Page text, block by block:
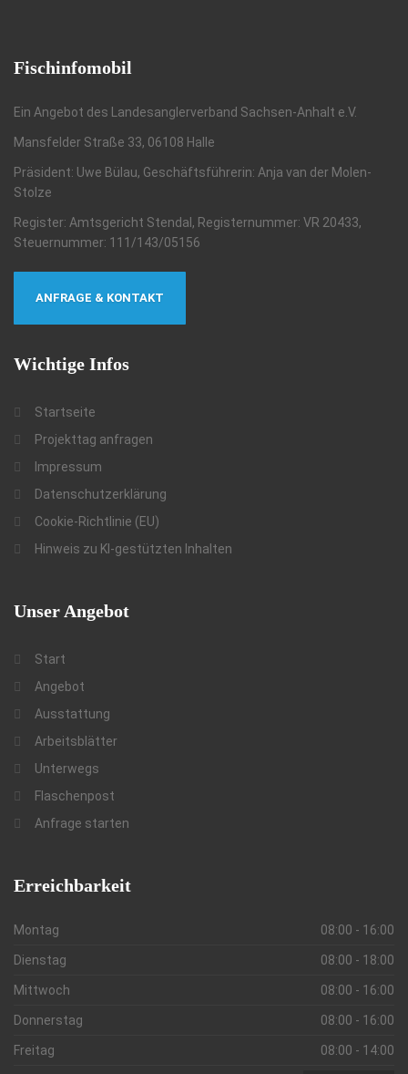
Fischinfomobil
Ein Angebot des Landesanglerverband Sachsen-Anhalt e.V.
Mansfelder Straße 33, 06108 Halle
Präsident: Uwe Bülau, Geschäftsführerin: Anja van der Molen-
Stolze
Register: Amtsgericht Stendal, Registernummer: VR 20433,
Steuernummer: 111/143/05156
ANFRAGE & KONTAKT
Wichtige Infos
Startseite
Projekttag anfragen
Impressum
Datenschutzerklärung
Cookie-Richtlinie (EU)
Hinweis zu KI-gestützten Inhalten
Unser Angebot
Start
Angebot
Ausstattung
Arbeitsblätter
Unterwegs
Flaschenpost
Anfrage starten
Erreichbarkeit
Montag 08:00 - 16:00
Dienstag 08:00 - 18:00
Mittwoch 08:00 - 16:00
Donnerstag 08:00 - 16:00
Freitag 08:00 - 14:00